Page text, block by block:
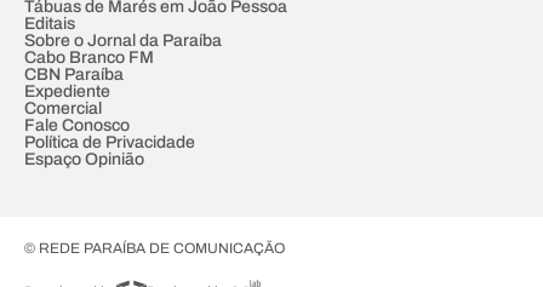
Tábuas de Marés em João Pessoa
Editais
Sobre o Jornal da Paraíba
Cabo Branco FM
CBN Paraíba
Expediente
Comercial
Fale Conosco
Política de Privacidade
Espaço Opinião
© REDE PARAÍBA DE COMUNICAÇÃO